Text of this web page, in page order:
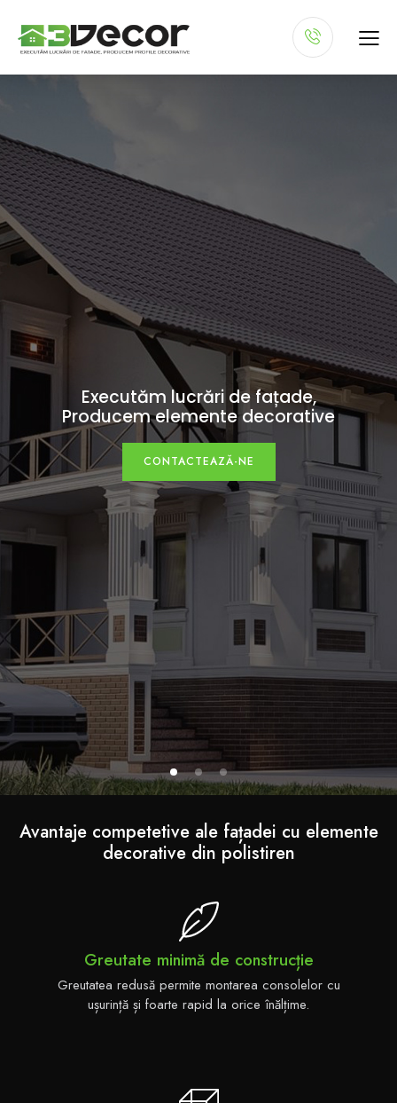
Executăm lucrări de fațade,
Producem elemente decorative
CONTACTEAZĂ-NE
Avantaje competetive ale fațadei cu elemente
decorative din polistiren
Greutate minimă de construcție
Greutatea redusă permite montarea consolelor cu
ușurință și foarte rapid la orice înălțime.